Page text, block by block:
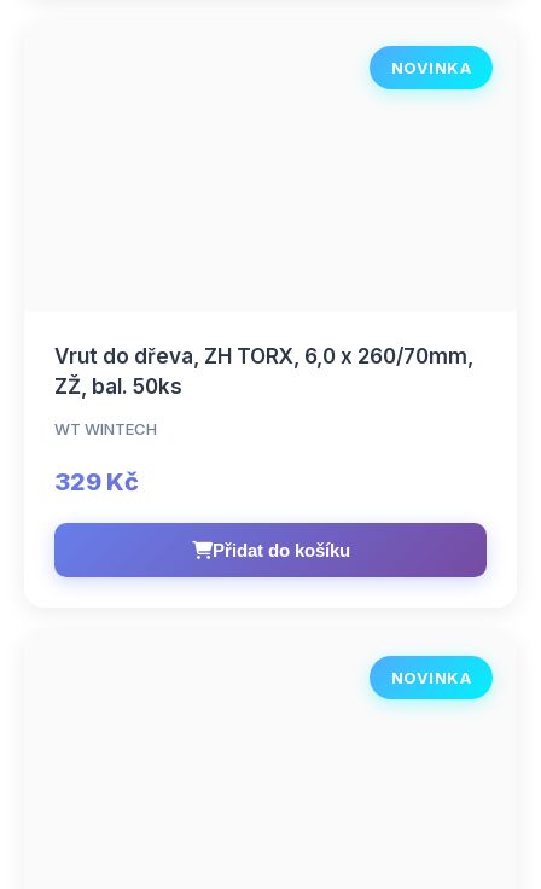
NOVINKA
Vrut do dřeva, ZH TORX, 6,0 x 260/70mm,
ZŽ, bal. 50ks
WT WINTECH
329 Kč
Přidat do košíku
NOVINKA